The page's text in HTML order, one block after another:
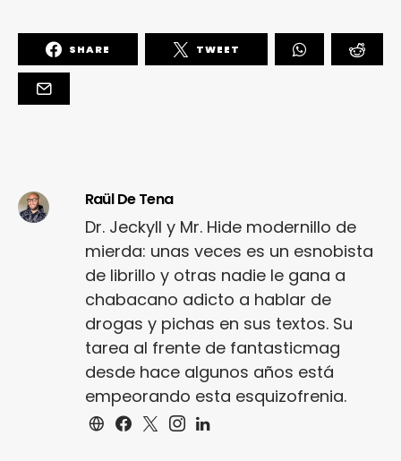
SHARE TWEET
Raül De Tena
Dr. Jeckyll y Mr. Hide modernillo de
mierda: unas veces es un esnobista
de librillo y otras nadie le gana a
chabacano adicto a hablar de
drogas y pichas en sus textos. Su
tarea al frente de fantasticmag
desde hace algunos años está
empeorando esta esquizofrenia.